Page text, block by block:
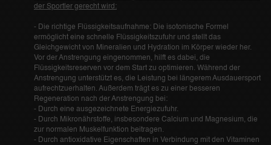
der Sportler gerecht wird:
- Die richtige Flüssigkeitsaufnahme: Die isotonische Formel
ermöglicht eine schnelle Flüssigkeitszufuhr und stellt das
Gleichgewicht von Mineralien und Hydration im Körper wieder her.
Vor der Anstrengung eingenommen, hilft es dabei, die
Flüssigkeitsreserven vor dem Start zu optimieren. Während der
Anstrengung unterstützt es, die Leistung bei längerem Ausdauersport
aufrechtzuerhalten. Außerdem trägt es zu einer besseren
Regeneration nach der Anstrengung bei:
- Durch eine ausgezeichnete Energiezufuhr.
- Durch Mikronährstoffe, insbesondere Calcium und Magnesium, die
zur normalen Muskelfunktion beitragen.
- Durch antioxidative Eigenschaften in Verbindung mit den Vitaminen